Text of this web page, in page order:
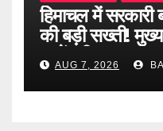
हिमाचल में सरकारी
की बड़ी सख्ती!
जानें पूरी खबर
AUG 7, 2026